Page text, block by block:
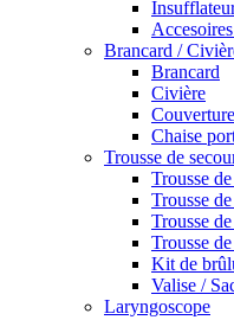
Brancard /
Brancard
Civière
Chaise
Trousse de
Trousse
Trousse
Trousse
Trousse
Kit de
Valise /
Laryngoscope